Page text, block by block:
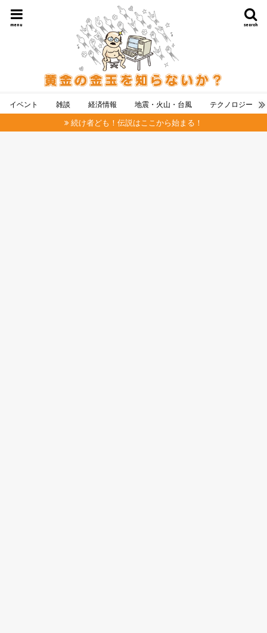
search
menu
イベント 雑談 経済情報 地震・火山・台風 テクノロジー
続け者ども！伝説はここから始まる！